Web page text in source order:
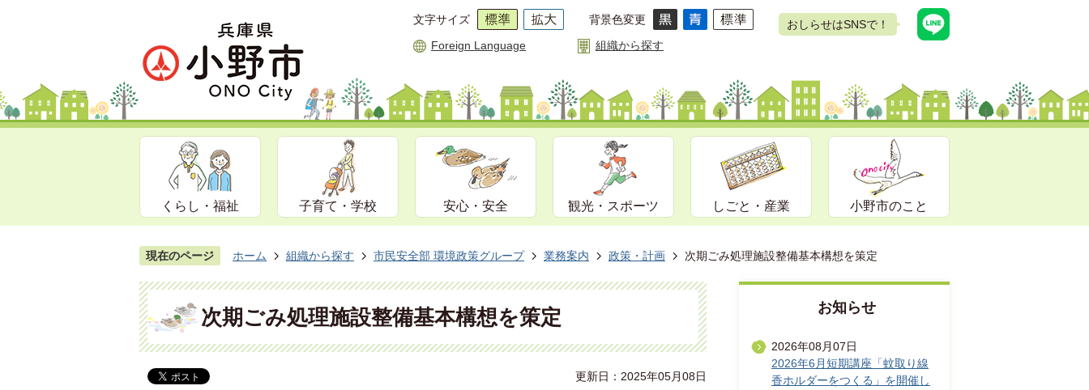
文字サイズ 背景色変更
Foreign Language 組織から探す
おしらせはSNSで！
くらし・福祉 子育て・学校 安心・安全 観光・スポーツ しごと・産業 小野市のこと
現在のページ ホーム 組織から探す 市民安全部 環境政策グループ 業務案内 政策・計画 次期ごみ処理施設整備基本構想を策定
次期ごみ処理施設整備基本構想を策定
更新日：2025年05月08日
お知らせ
2026年08月07日
2026年6月短期講座「蚊取り線
香ホルダーをつくる」を開催し